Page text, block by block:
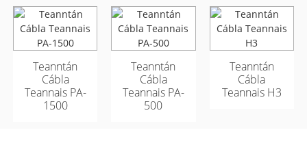
Teanntán
Cábla
Teannais PA-
1500
Teanntán
Cábla
Teannais PA-
500
Teanntán
Cábla
Teannais H3
Cábla Optúil
Lasmuigh Armúrtha
GYFTA53 96 Croí
Cábla Optúil
Lasmuigh Armúrtha
GYFTA53 96 Croí